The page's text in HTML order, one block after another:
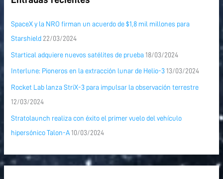
SpaceX y la NRO firman un acuerdo de $1,8 mil millones para
Starshield 22/03/2024
Startical adquiere nuevos satélites de prueba 18/03/2024
Interlune: Pioneros en la extracción lunar de Helio-3 13/03/2024
Rocket Lab lanza StriX-3 para impulsar la observación terrestre
12/03/2024
Stratolaunch realiza con éxito el primer vuelo del vehículo
hipersónico Talon-A 10/03/2024